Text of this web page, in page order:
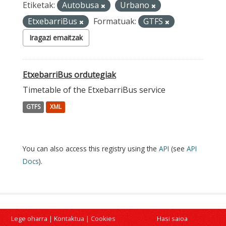
Etiketak: Autobusa
Urbano
EtxebarriBus
Formatuak: GTFS
Iragazi emaitzak
EtxebarriBus ordutegiak
Timetable of the EtxebarriBus service
GTFS XML
You can also access this registry using the API (see API
Docs).
Lege oharra | Kontaktua | Cookies Hasi saioa